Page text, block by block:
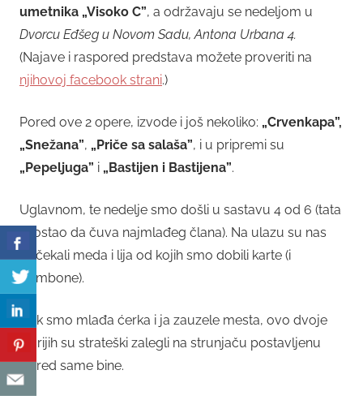
umetnika „Visoko C”, a održavaju se nedeljom u
Dvorcu Eđšeg u Novom Sadu, Antona Urbana 4.
(Najave i raspored predstava možete proveriti na
njihovoj facebook strani.)
Pored ove 2 opere, izvode i još nekoliko: „Crvenkapa”,
„Snežana”, „Priče sa salaša”, i u pripremi su
„Pepeljuga” i „Bastijen i Bastijena”.
Uglavnom, te nedelje smo došli u sastavu 4 od 6 (tata
je ostao da čuva najmlađeg člana). Na ulazu su nas
dočekali meda i lija od kojih smo dobili karte (i
bombone).
Dok smo mlađa ćerka i ja zauzele mesta, ovo dvoje
starijih su strateški zalegli na strunjaču postavljenu
ispred same bine.